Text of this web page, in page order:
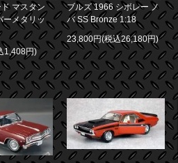
マスタン
ーメタリッ
1,408円)
ブルズ 1966 シボレー ノ
バ SS Bronze 1:18
23,800円(税込26,180円)